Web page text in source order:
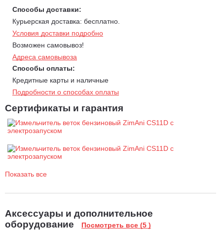
и веток диаметром до 125 мм.
Транспортировочные колёса.Оснащен колесами и
рукояткой, что обеспечивает простую транспортировку
агрегата.
Воронка измельчителя.
диаметром до 125 мм.
Воронка дробилки.Диаметр дробления максимальный - 125
мм. Отдельное загрузочное отверстие для веток диаметром
до 125 мм.
Дефлектор выброса.
оператора измельчитель имеет дефлектор, который
предотвращает выбрасывание из разгрузочной трубы
Способы доставки:
Курьерская доставка: бесплатно.
Условия доставки подробно
Возможен самовывоз!
Адреса самовывоза
Способы оплаты:
Кредитные карты и наличные
Подробности о способах оплаты
Сертификаты и гарантия
Показать все
Аксессуары и дополнительное
оборудование
Посмотреть все (5 )